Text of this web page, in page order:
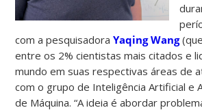
com a pesquisadoraYaqing Wang
entre os 2% cientistas mais citados e
mundo em suas respectivas áreas de
com o grupo de Inteligência Artificial e
de Máquina. “A ideia é abordar